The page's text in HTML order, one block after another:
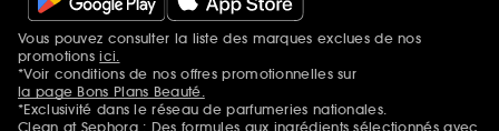
Mentions additionnelles
Vous pouvez consulter la liste des marques exclues de nos
promotionsici.
*Voir conditions de nos offres promotionnelles sur
la page Bons Plans Beauté.
*Exclusivité dans le réseau de parfumeries nationales.
Clean at Sephora : Des formules aux ingrédients sélectionnés avec